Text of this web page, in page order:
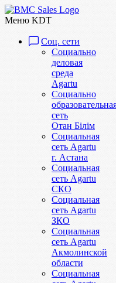
Меню KDT
Соц. сети
Социально
деловая
среда
Agartu
Социально
сеть
Отан Бiлiм
Социальная
сеть Agartu
г. Астана
Социальная
сеть Agartu
СКО
Социальная
сеть Agartu
ЗКО
Социальная
сеть Agartu
Акмолинской
области
Социальная